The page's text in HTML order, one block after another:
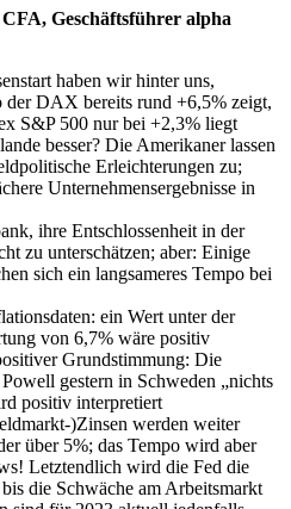
Geschäftsführer alpha
haben wir hinter uns,
der DAX bereits rund +6,5% zeigt,
S&P 500 nur bei +2,3% liegt
besser? Die Amerikaner lassen
Erleichterungen zu;
Unternehmensergebnisse in
ihre Entschlossenheit in der
zu unterschätzen; aber: Einige
sich ein langsameres Tempo bei
ein Wert unter der
von 6,7% wäre positiv
Grundstimmung: Die
gestern in Schweden „nichts
positiv interpretiert
)Zinsen werden weiter
über 5%; das Tempo wird aber
Letztendlich wird die Fed die
die Schwäche am Arbeitsmarkt